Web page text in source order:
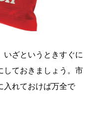
いざというときすぐに
しておきましょう。市
入れておけば万全で